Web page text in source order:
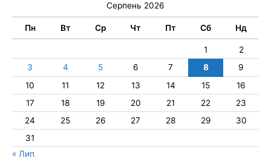
Серпень 2026
Пн Вт Ср Чт Пт Сб Нд
1
2
3
4 5 6 7 8
9
10
11 12 13 14 15
16
17
18 19 20 21 22
23
24
25 26 27 28 29
30
31
« Лип